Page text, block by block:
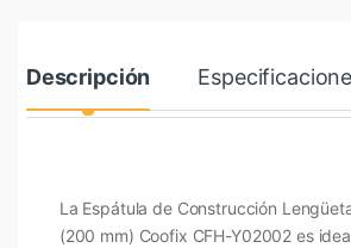
Descripción
La Espátula de Construcción
(200 mm) Coofix CFH-Y02002 es